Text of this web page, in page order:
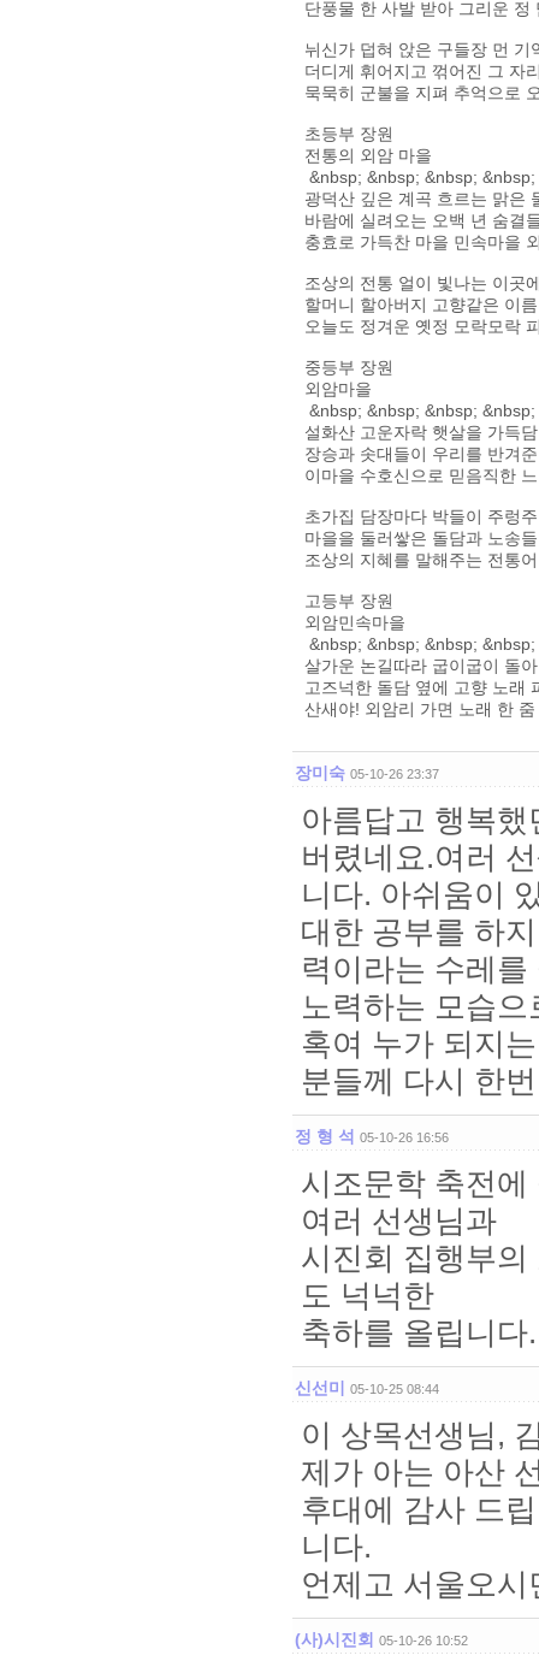
단풍물 한 사발 받아 그리운 정
뉘신가 덥혀 앉은 구들장 먼 기
더디게 휘어지고 꺾어진 그 자
묵묵히 군불을 지펴 추억으로
초등부 장원
전통의 외암 마을
&nbsp; &nbsp; &nbsp;
광덕산 깊은 계곡 흐르는 맑은
바람에 실려오는 오백 년 숨결
충효로 가득찬 마을 민속마을
조상의 전통 얼이 빛나는 이곳
할머니 할아버지 고향같은 이
오늘도 정겨운 옛정 모락모락
중등부 장원
외암마을
&nbsp; &nbsp; &nbsp;
설화산 고운자락 햇살을 가득
장승과 솟대들이 우리를 반겨
이마을 수호신으로 믿음직한
초가집 담장마다 박들이 주렁
마을을 둘러쌓은 돌담과 노송
조상의 지혜를 말해주는 전통
고등부 장원
외암민속마을
&nbsp; &nbsp; &nbsp;
살가운 논길따라 굽이굽이 돌
고즈넉한 돌담 옆에 고향 노래
산새야! 외암리 가면 노래 한
장미숙 05-10-26 23:37
아름답고 행복
버렸네요.여러
니다. 아쉬움이
대한 공부를 하
력이라는 수레
노력하는 모습
혹여 누가 되지
분들께 다시 한
정 형 석 05-10-26 16:56
시조문학 축전
여러 선생님과
시진회 집행부
도 넉넉한
축하를 올립니다.
신선미 05-10-25 08:44
이 상목선생님,
제가 아는 아산
후대에 감사 드
니다.
언제고 서울오
(사)시진회 05-10-26 10:52